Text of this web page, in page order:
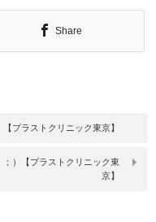
Share
プラストクリニック東京】
）【プラストクリニック東
京】